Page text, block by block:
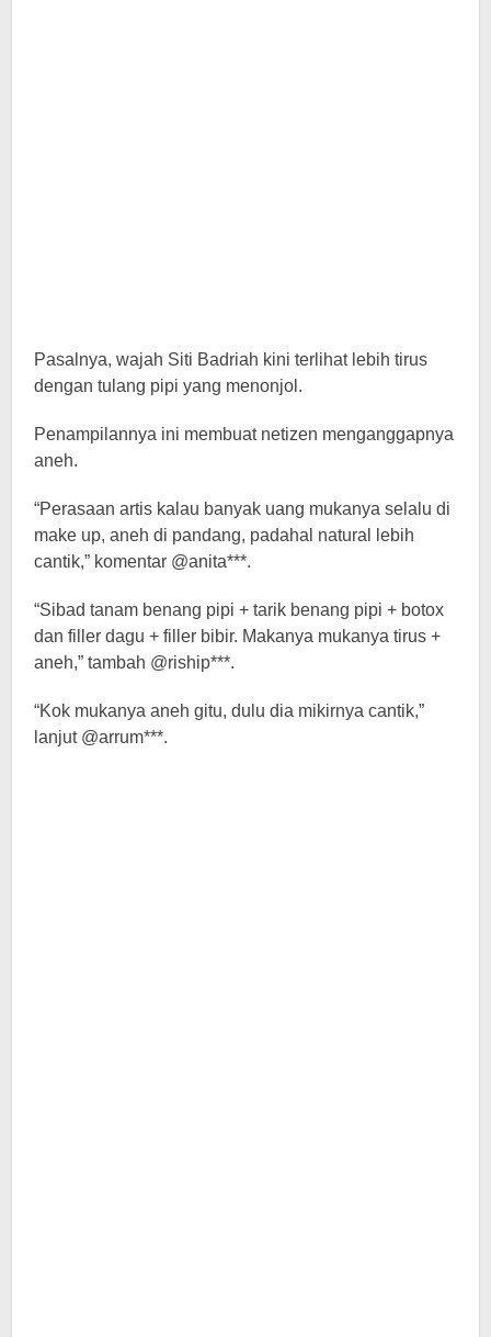
Pasalnya, wajah Siti Badriah kini terlihat lebih tirus
dengan tulang pipi yang menonjol.
Penampilannya ini membuat netizen menganggapnya
aneh.
“Perasaan artis kalau banyak uang mukanya selalu di
make up, aneh di pandang, padahal natural lebih
cantik,” komentar @anita***.
“Sibad tanam benang pipi + tarik benang pipi + botox
dan filler dagu + filler bibir. Makanya mukanya tirus +
aneh,” tambah @riship***.
“Kok mukanya aneh gitu, dulu dia mikirnya cantik,”
lanjut @arrum***.